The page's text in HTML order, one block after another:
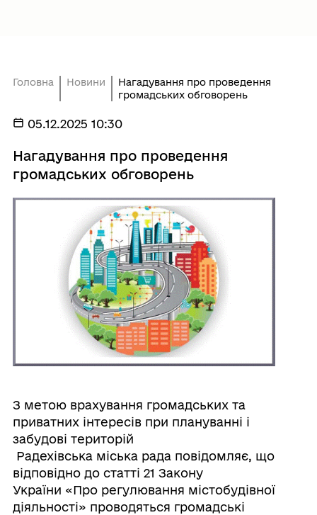
Головна Новини
Нагадування про проведення
громадських обговорень
05.12.2025 10:30
Нагадування про проведення
громадських обговорень
З метою врахування громадських та
приватних інтересів при плануванні і
забудові територій
Радехівська міська рада повідомляє, що
відповідно до статті 21 Закону
України «Про регулювання містобудівної
діяльності» проводяться громадські